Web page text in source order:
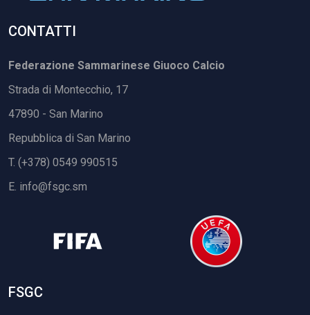
CONTATTI
Federazione Sammarinese Giuoco Calcio
Strada di Montecchio, 17
47890 - San Marino
Repubblica di San Marino
T. (+378) 0549 990515
E. info@fsgc.sm
FSGC